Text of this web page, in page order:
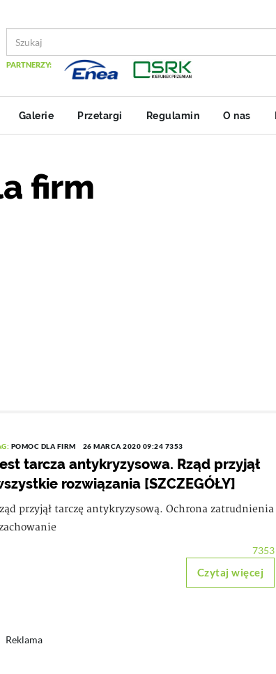
PARTNERZY:
Galerie Przetargi Regulamin O nas
firm
POMOC DLA FIRM 26 MARCA 2020 09:24 7353
tarcza antykryzysowa. Rząd przyjął
rozwiązania [SZCZEGÓŁY]
przyjął tarczę antykryzysową. Ochrona zatrudnienia
7353
Czytaj więcej
Reklama